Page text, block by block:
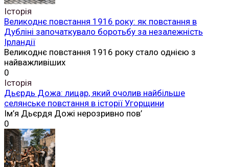
Історія
Великоднє повстання 1916 року: як повстання в
Дубліні започаткувало боротьбу за незалежність
Ірландії
Великоднє повстання 1916 року стало однією з
найважливіших
0
Історія
Дьєрдь Дожа: лицар, який очолив найбільше
селянське повстання в історії Угорщини
Ім’я Дьєрдя Дожі нерозривно пов’
0